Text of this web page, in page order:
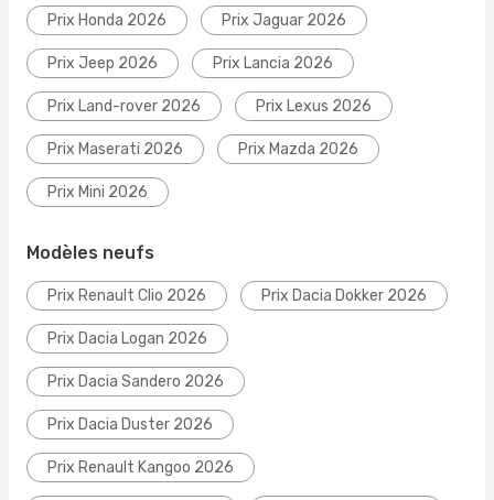
Prix Honda 2026 Prix Jaguar 2026
Prix Jeep 2026 Prix Lancia 2026
Prix Land-rover 2026 Prix Lexus 2026
Prix Maserati 2026 Prix Mazda 2026
Prix Mini 2026
Modèles neufs
Prix Renault Clio 2026 Prix Dacia Dokker 2026
Prix Dacia Logan 2026
Prix Dacia Sandero 2026
Prix Dacia Duster 2026
Prix Renault Kangoo 2026